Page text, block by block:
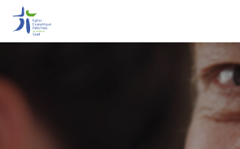
Panneau de gestion des cookies